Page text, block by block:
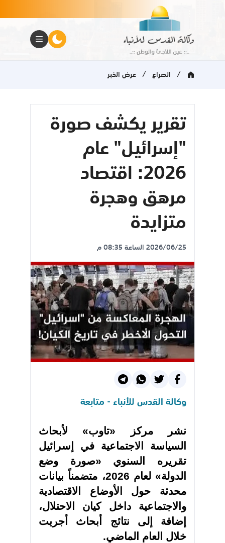
/ الصراع / عرض الخبر
تقرير يكشف صورة
"إسرائيل" عام
2026: اقتصاد
مرهق وهجرة
متزايدة
2026/06/25 الساعة 08:35 م
وكالة القدس للأنباء - متابعة
نشر مركز «تاوب» لأبحاث
السياسة الاجتماعية في إسرائيل
تقريره السنوي «صورة وضع
الدولة» لعام 2026، متضمناً بيانات
محدثة حول الأوضاع الاقتصادية
والاجتماعية داخل كيان الاحتلال،
إضافة إلى نتائج أبحاث أجريت
خلال العام الماضي.